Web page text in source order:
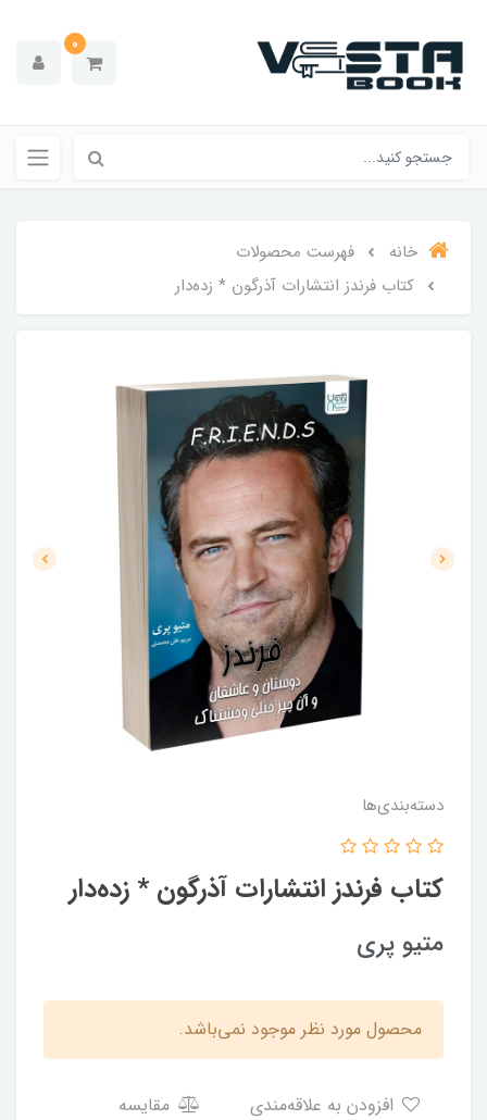
0
خانه
فهرست محصولات
کتاب فرندز انتشارات آذرگون * زده‌دار
دسته‌بندی‌ها
کتاب فرندز انتشارات آذرگون * زده‌دار
متیو پری
محصول مورد نظر موجود نمی‌باشد.
مقایسه